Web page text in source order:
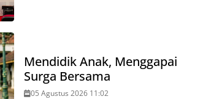
Mendidik Anak, Menggapai
Surga Bersama
05 Agustus 2026 11:02